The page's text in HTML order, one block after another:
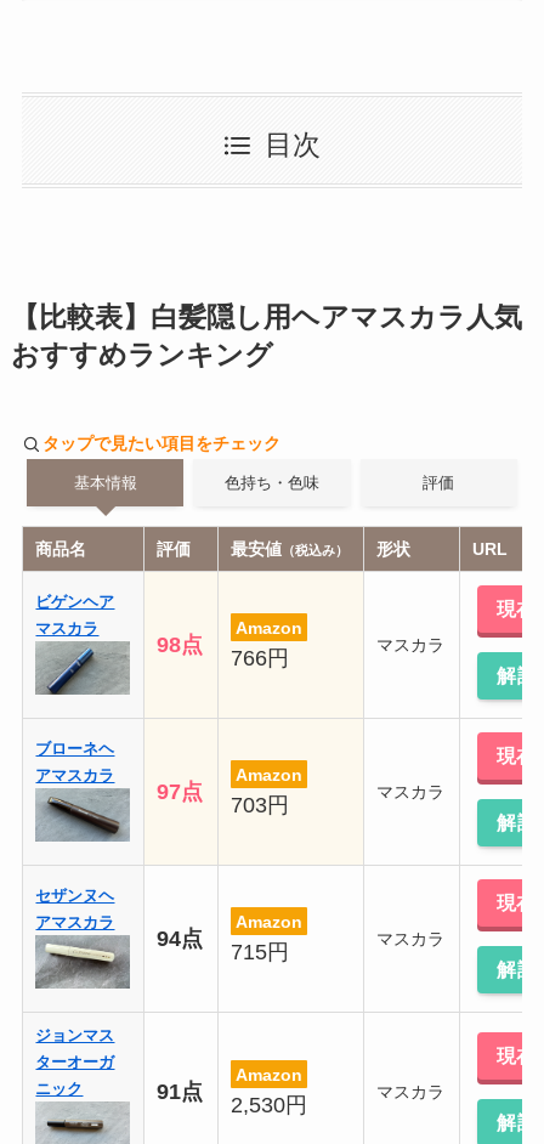
目次
【比較表】白髪隠し用ヘアマスカラ人気
おすすめランキング
タップで見たい項目をチェック
基本情報 色持ち・色味 評価
商品名 評価 最安値 （税込み） 形状 URL
ビゲンヘア
マスカラ
98点
Amazon
766円
マスカラ
現在
解説
ブローネヘ
アマスカラ
97点
Amazon
703円
マスカラ
現在
解説
セザンヌヘ
アマスカラ
94点
Amazon
715円
マスカラ
現在
解説
ジョンマス
ターオーガ
ニック
91点
Amazon
2,530円
マスカラ
現在
解説